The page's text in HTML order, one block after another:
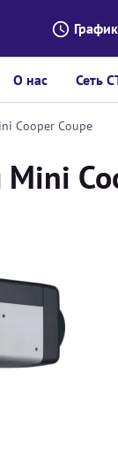
О нас Сеть
Cooper Coupe